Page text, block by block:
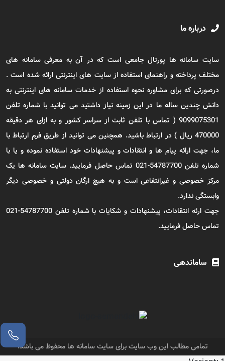
درباره ما
سایت سامانه ها پورتال جامعی است که در آن به معرفی سامانه های
مختلف پرداخته و راهنمای استفاده از سایت های اینترنتی ارائه شده است .
درصورتی که برای مشاوره نحوه استفاده از خدمات سامانه های اینترنتی به
دانش چندین ساله ما در این زمینه نیاز داشتید می توانید با شماره تلفن
9099075301 ( تماس با تلفن ثابت از سراسر کشور و به ازای هر دقیقه
470000 ریال ) در ارتباط باشید. همچنین می توانید از طریق فرم ارتباط با
ما، جهت ارائه پیام ها و انتقادات و پیشنهادات خود استفاده نموده و یا با
شماره تلفن 54787700-021 تماس حاصل فرمایید. سایت سامانه ها یک
مرکز خصوصی و غیرانتفاعی است و به هیچ ارگان دولتی و خصوصی دیگر
وابستگی ندارد.
جهت ارئه انتقادات، پیشنهادات و شکایات با شماره تلفن 54787700-021
تماس حاصل فرمایید.
ساماندهی
تمامی مطالب این وب سایت برای سایت سامانه ها محفوظ می باشد.